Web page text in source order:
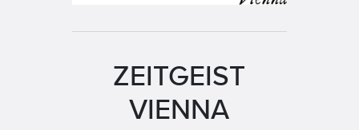
ZEITGEIST
VIENNA